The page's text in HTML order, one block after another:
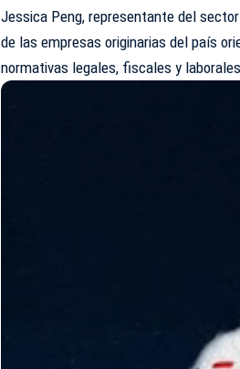
Jessica Peng, representante del
de las empresas originarias del país
normativas legales, fiscales y